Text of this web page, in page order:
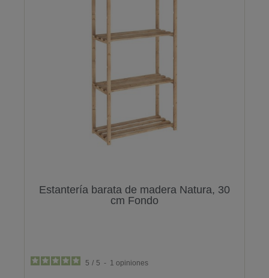
Estantería barata de madera Natura, 30
cm Fondo
5 / 5 - 1 opiniones